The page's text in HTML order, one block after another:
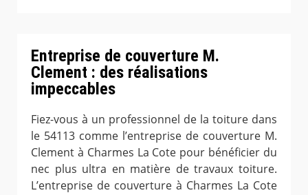
Entreprise de couverture M.
Clement : des réalisations
impeccables
Fiez-vous à un professionnel de la toiture dans
le 54113 comme l’entreprise de couverture M.
Clement à Charmes La Cote pour bénéficier du
nec plus ultra en matière de travaux toiture.
L’entreprise de couverture à Charmes La Cote